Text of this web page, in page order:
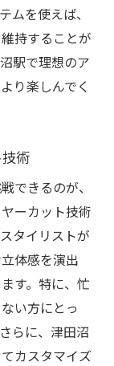
ムを使えば、
持することが
駅で理想のア
り楽しんでく
術
できるのが、
ーカット技術
タイリストが
体感を演出
す。特に、忙
い方にとっ
らに、津田沼
カスタマイズ